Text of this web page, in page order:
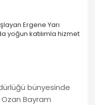
Ergene Yarı
yoğun katılımla hizmet
bünyesinde
Bayram